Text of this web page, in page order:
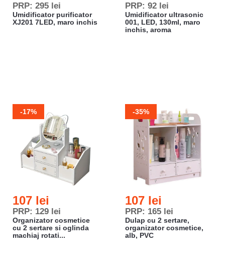
PRP: 295 lei
Umidificator purificator
XJ201 7LED, maro inchis
PRP: 92 lei
Umidificator ultrasonic
001, LED, 130ml, maro
inchis, aroma
-17%
107 lei
PRP: 129 lei
Organizator cosmetice
cu 2 sertare si oglinda
machiaj rotati...
-35%
107 lei
PRP: 165 lei
Dulap cu 2 sertare,
organizator cosmetice,
alb, PVC